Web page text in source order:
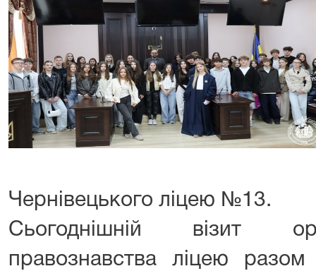
Чернівецького ліцею №13.
Сьогоднішній візит
правознавства ліцею